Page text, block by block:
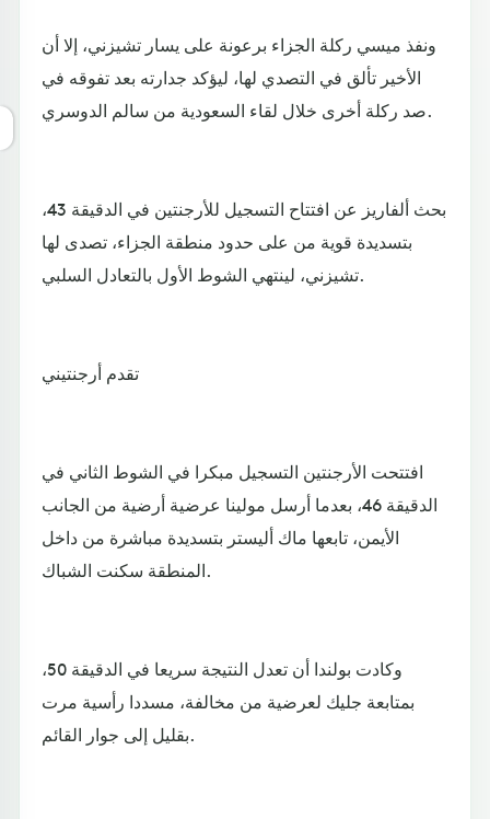
ونفذ ميسي ركلة الجزاء برعونة على يسار تشيزني، إلا أن
الأخير تألق في التصدي لها، ليؤكد جدارته بعد تفوقه في
صد ركلة أخرى خلال لقاء السعودية من سالم الدوسري.
بحث ألفاريز عن افتتاح التسجيل للأرجنتين في الدقيقة 43،
بتسديدة قوية من على حدود منطقة الجزاء، تصدى لها
تشيزني، لينتهي الشوط الأول بالتعادل السلبي.
تقدم أرجنتيني
افتتحت الأرجنتين التسجيل مبكرا في الشوط الثاني في
الدقيقة 46، بعدما أرسل مولينا عرضية أرضية من الجانب
الأيمن، تابعها ماك أليستر بتسديدة مباشرة من داخل
المنطقة سكنت الشباك.
وكادت بولندا أن تعدل النتيجة سريعا في الدقيقة 50،
بمتابعة جليك لعرضية من مخالفة، مسددا رأسية مرت
بقليل إلى جوار القائم.